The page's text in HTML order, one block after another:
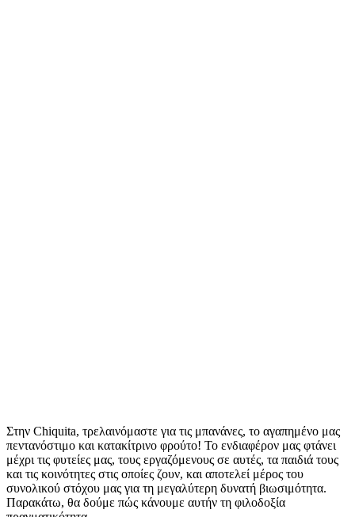
Στην Chiquita, τρελαινόμαστε για τις μπανάνες, το αγαπημένο μας
πεντανόστιμο και κατακίτρινο φρούτο! Το ενδιαφέρον μας φτάνει
μέχρι τις φυτείες μας, τους εργαζόμενους σε αυτές, τα παιδιά τους
και τις κοινότητες στις οποίες ζουν, και αποτελεί μέρος του
συνολικού στόχου μας για τη μεγαλύτερη δυνατή βιωσιμότητα.
Παρακάτω, θα δούμε πώς κάνουμε αυτήν τη φιλοδοξία